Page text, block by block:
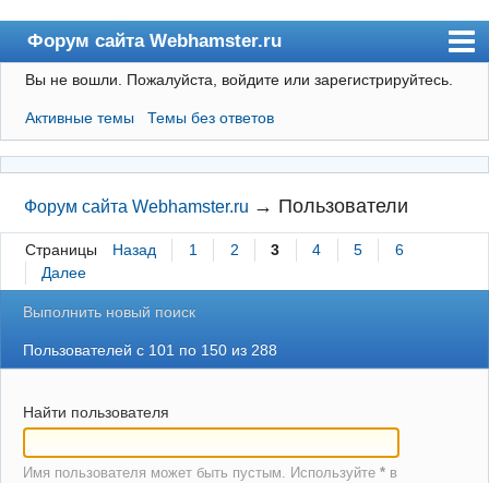
Форум сайта Webhamster.ru
Форум
Пользователи
Поиск
Регистрация
Вход
Webhamster.ru
Вы не вошли. Пожалуйста, войдите или зарегистрируйтесь.
Активные темы Темы без ответов
Форум сайта Webhamster.ru → Пользователи
Страницы Назад 1 2 3 4 5
6
Далее
Выполнить новый поиск
Пользователей с 101 по 150 из 288
Найти пользователя
Имя пользователя может быть пустым. Используйте* в